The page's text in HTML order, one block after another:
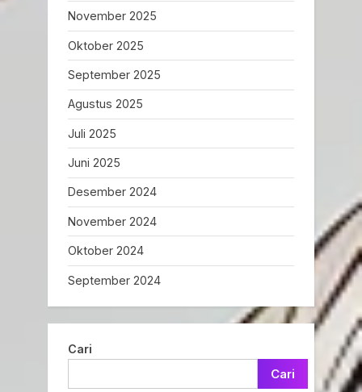
November 2025
Oktober 2025
September 2025
Agustus 2025
Juli 2025
Juni 2025
Desember 2024
November 2024
Oktober 2024
September 2024
Cari
Cari